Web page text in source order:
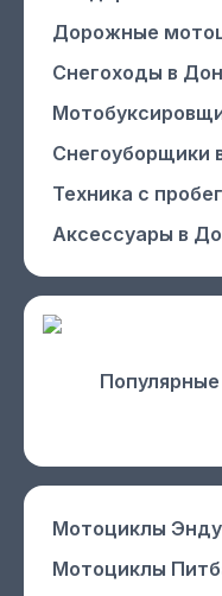
Дорожные
Снегоходы в
Снегоуборщики
Техника с
Аксессуары в
Мотоциклы
Мотоциклы